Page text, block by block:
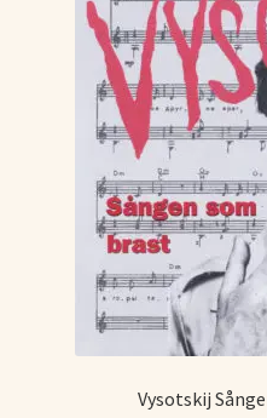
Vysotskij